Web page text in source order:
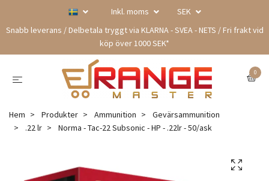
Inkl. moms
SEK
Snabb leverans / Delbetala tryggt via KLARNA - SVEA - NETS / Fri frakt vid
köp över 1000 SEK*
0
Hem Produkter Ammunition
Gevärsammunition
.22 lr
Norma - Tac-22 Subsonic - HP - .22lr - 50/ask